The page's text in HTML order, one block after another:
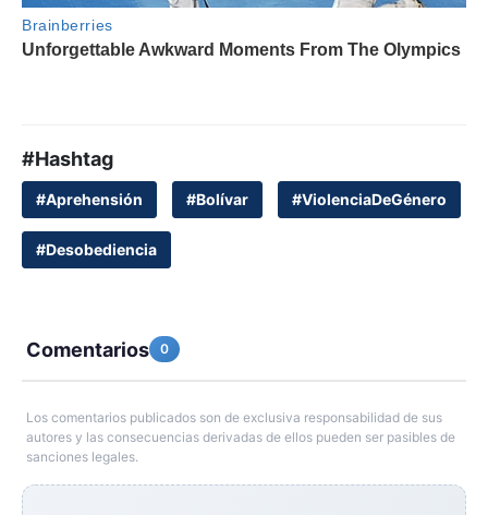
#Hashtag
#Aprehensión #Bolívar #ViolenciaDeGénero
#Desobediencia
Comentarios 0
Los comentarios publicados son de exclusiva responsabilidad de sus
autores y las consecuencias derivadas de ellos pueden ser pasibles de
sanciones legales.